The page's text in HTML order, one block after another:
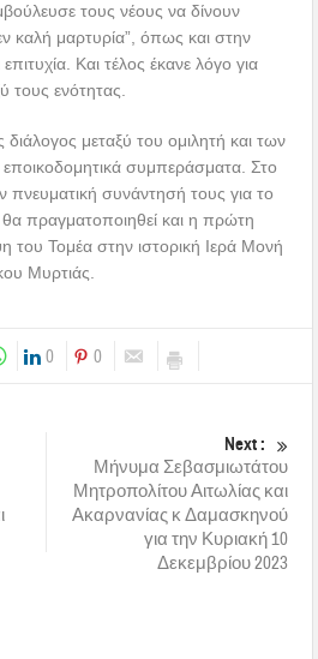
τους νέους να δίνουν
καλή μαρτυρία”, όπως και στην
Και τέλος έκανε λόγο για
τους ενότητας.
μεταξύ του ομιλητή και των
εποικοδομητικά συμπεράσματα. Στο
πνευματική συνάντησή τους για το
πραγματοποιηθεί και η πρώτη
του Τομέα στην ιστορική Ιερά Μονή
Μυρτιάς.
0 0
Next :
Μήνυμα Σεβασμιωτάτου
Μητροπολίτου Αιτωλίας και
Ακαρνανίας κ Δαμασκηνού
για την Κυριακή 10
Δεκεμβρίου 2023